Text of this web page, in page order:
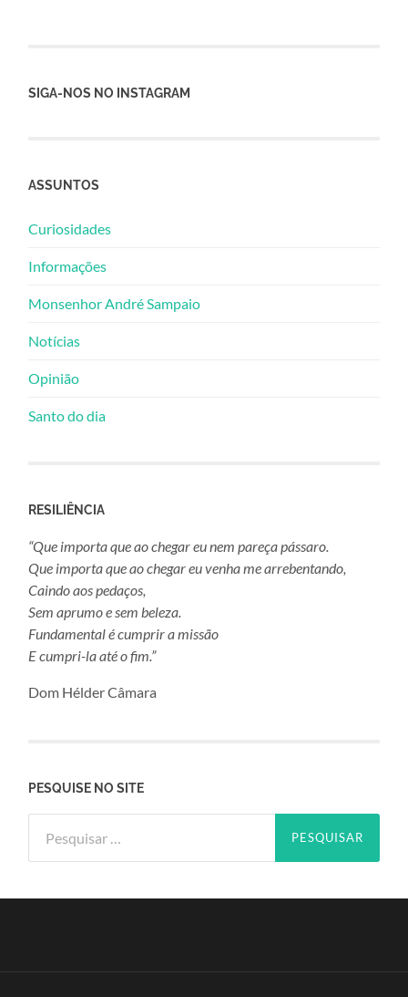
SIGA-NOS NO INSTAGRAM
ASSUNTOS
Curiosidades
Informações
Monsenhor André Sampaio
Notícias
Opinião
Santo do dia
RESILIÊNCIA
“Que importa que ao chegar eu nem pareça pássaro.
Que importa que ao chegar eu venha me arrebentando,
Caindo aos pedaços,
Sem aprumo e sem beleza.
Fundamental é cumprir a missão
E cumpri-la até o fim.”
Dom Hélder Câmara
PESQUISE NO SITE
por: